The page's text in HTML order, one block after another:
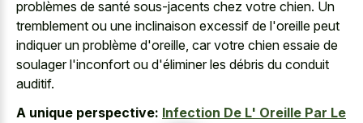
problèmes de santé sous-jacents chez votre chien. Un
tremblement ou une inclinaison excessif de l'oreille peut
indiquer un problème d'oreille, car votre chien essaie de
soulager l'inconfort ou d'éliminer les débris du conduit
auditif.
A unique perspective: Infection De L' Oreille Par Le